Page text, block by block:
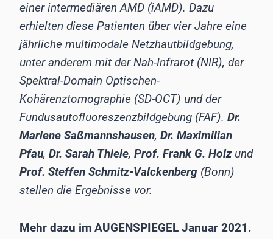
einer intermediären AMD (iAMD). Dazu
erhielten diese Patienten über vier Jahre eine
jährliche multimodale Netzhautbildgebung,
unter anderem mit der Nah-Infrarot (NIR), der
Spektral-Domain Optischen-
Kohärenztomographie (SD-OCT) und der
Fundusautofluoreszenzbildgebung (FAF). Dr.
Marlene Saßmannshausen, Dr. Maximilian
Pfau, Dr. Sarah Thiele, Prof. Frank G. Holzund
Prof. Steffen Schmitz-Valckenberg (Bonn)
stellen die Ergebnisse vor.
Mehr dazu im AUGENSPIEGEL Januar 2021.